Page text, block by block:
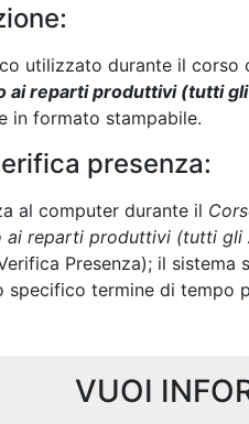
utilizzato durante il corso
ai reparti produttivi (tutti
in formato stampabile.
presenza:
al computer durante il
ai reparti produttivi (tutti gli
Presenza); il
specifico termine di tempo
VUOI